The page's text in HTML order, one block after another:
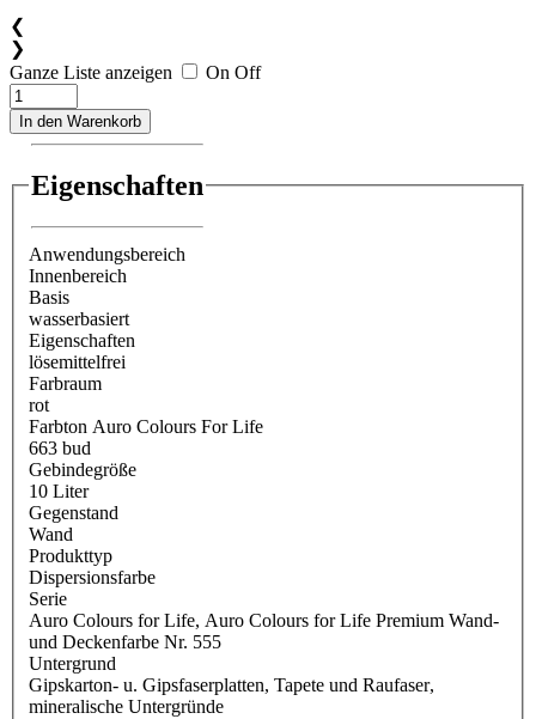
❮
❯
Ganze Liste anzeigen
On Off
In den Warenkorb
Eigenschaften
Anwendungsbereich
Innenbereich
Basis
wasserbasiert
Eigenschaften
lösemittelfrei
Farbraum
rot
Farbton Auro Colours For Life
663 bud
Gebindegröße
10 Liter
Gegenstand
Wand
Produkttyp
Dispersionsfarbe
Serie
Auro Colours for Life, Auro Colours for Life Premium Wand-
und Deckenfarbe Nr. 555
Untergrund
Gipskarton- u. Gipsfaserplatten, Tapete und Raufaser,
mineralische Untergründe